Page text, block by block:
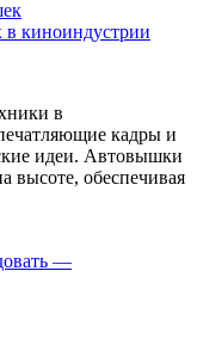
в киноиндустрии
в
кадры и
идеи. Автовышки
высоте, обеспечивая
—